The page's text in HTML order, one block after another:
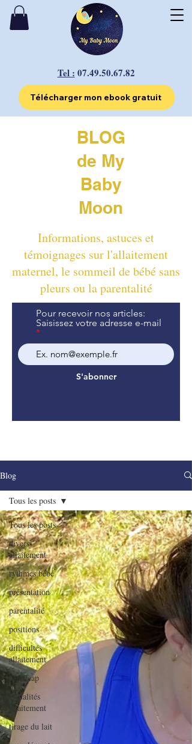
Tel : 07.49.50.67.82
Télécharger mon ebook gratuit
BLOG
de My
Baby
Moon
Informations, astuces et
témoignages sur l'allaitement
maternel, le sommeil de bébé sans
pleurs ou la parentalité
Pour recevoir nos articles:
Saisissez votre adresse e-mail
S'abonner
Blog
Tous les posts
divers
allaitement
rythmes bébé
présentation
parentalité
positions
difficultés
allaitement
handicap
actualités
allaitement
tirage du lait
Tous les posts